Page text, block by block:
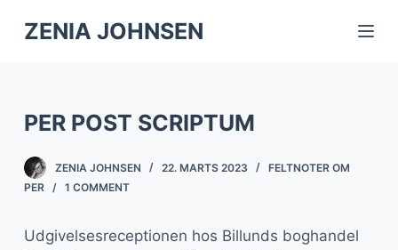
S
c
o
ZENIA JOHNSEN
PER POST SCRIPTUM
ZENIA JOHNSEN 22. MARTS 2023
FELTNOTER OM
PER
1 COMMENT
Udgivelsesreceptionen hos Billunds boghandel